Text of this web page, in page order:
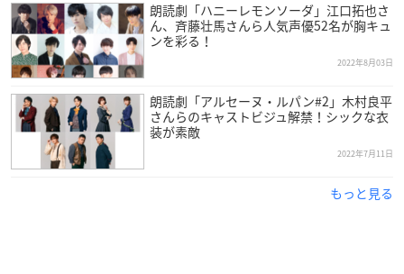
朗読劇「ハニーレモンソーダ」江口拓也さ
ん、斉藤壮馬さんら人気声優52名が胸キュ
ンを彩る！
2022年8月03日
朗読劇「アルセーヌ・ルパン#2」木村良平
さんらのキャストビジュ解禁！シックな衣
装が素敵
2022年7月11日
もっと見る